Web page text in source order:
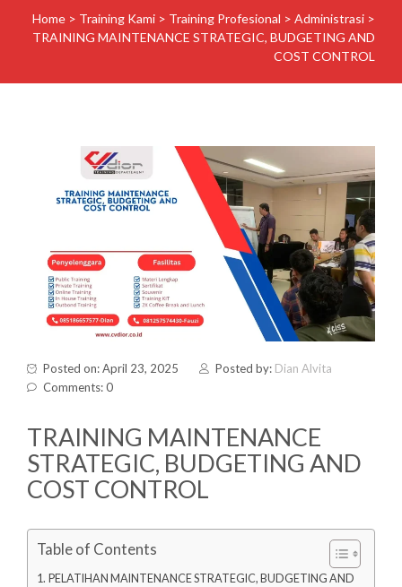
Home > Training Kami > Training Profesional > Administrasi >
TRAINING MAINTENANCE STRATEGIC, BUDGETING AND
COST CONTROL
Posted on: April 23, 2025 Posted by: Dian Alvita
Comments: 0
TRAINING MAINTENANCE
STRATEGIC, BUDGETING AND
COST CONTROL
Table of Contents
PELATIHAN MAINTENANCE STRATEGIC, BUDGETING AND